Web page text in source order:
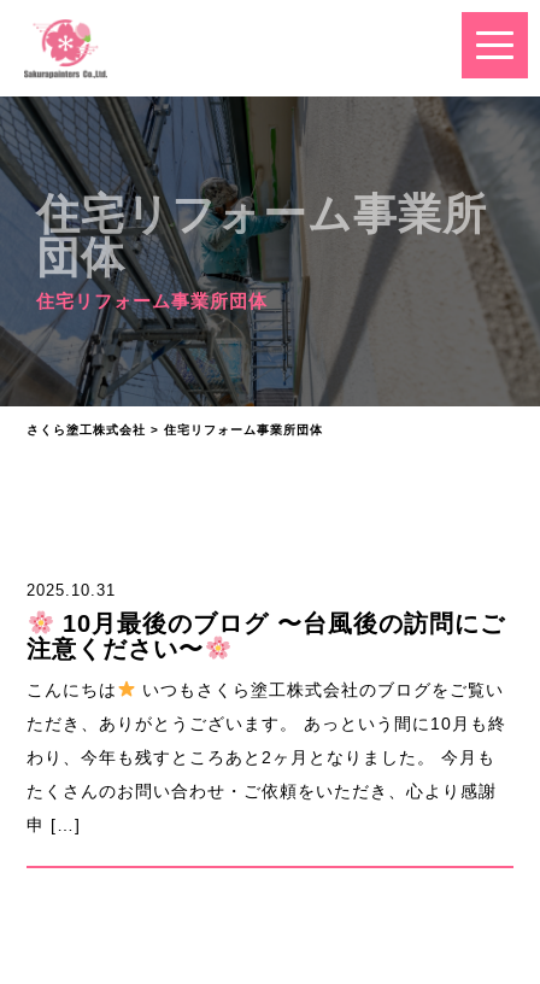
住宅リフォーム事業所
団体
住宅リフォーム事業所団体
さくら塗工株式会社 >住宅リフォーム事業所団体
2025.10.31
10月最後のブログ 〜台風後の訪問にご
注意ください〜
こんにちは
いつもさくら塗工株式会社のブログをご覧い
ただき、ありがとうございます。 あっという間に10月も終
わり、今年も残すところあと2ヶ月となりました。 今月も
たくさんのお問い合わせ・ご依頼をいただき、心より感謝
申 […]